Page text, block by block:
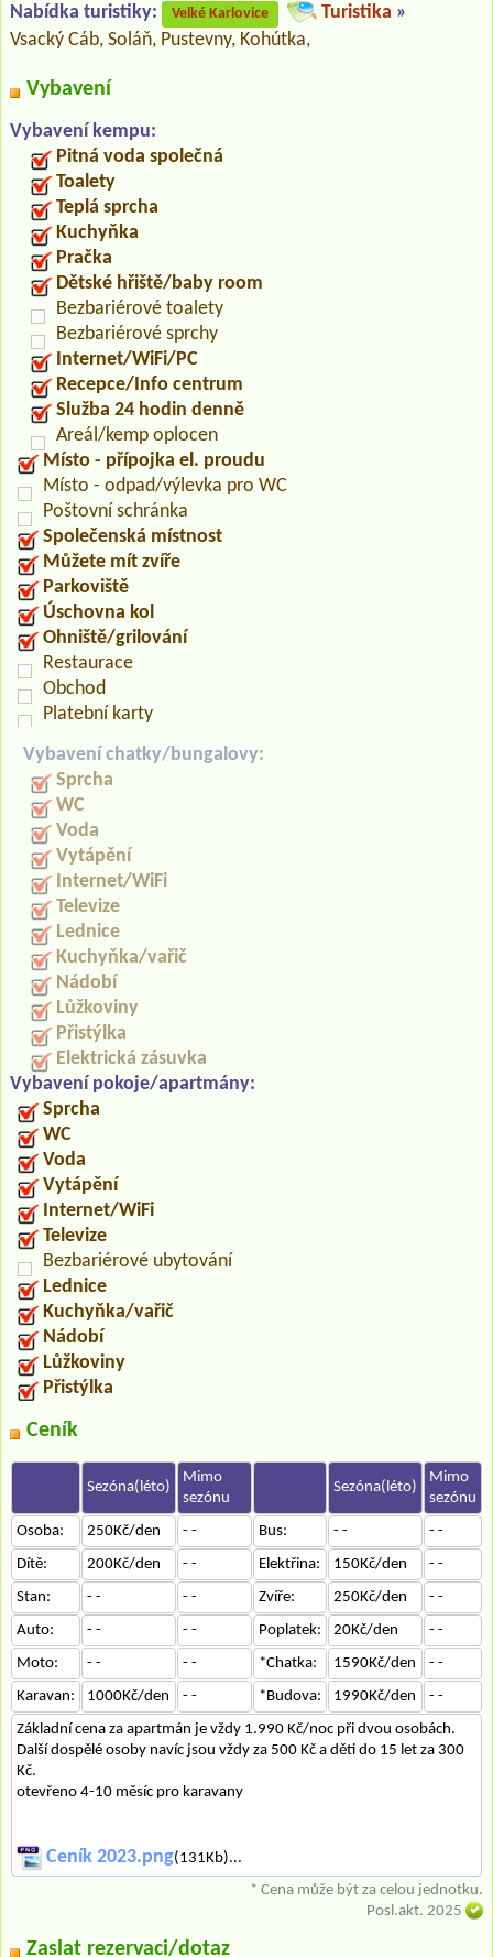
Nabídka turistiky: Velké Karlovice Turistika »
Vsacký Cáb, Soláň, Pustevny, Kohútka,
Vybavení
Vybavení kempu:
Pitná voda společná
Toalety
Teplá sprcha
Kuchyňka
Pračka
Dětské hřiště/baby room
Bezbariérové toalety
Bezbariérové sprchy
Internet/WiFi/PC
Recepce/Info centrum
Služba 24 hodin denně
Areál/kemp oplocen
Místo - přípojka el. proudu
Místo - odpad/výlevka pro WC
Poštovní schránka
Společenská místnost
Můžete mít zvíře
Parkoviště
Úschovna kol
Ohniště/grilování
Restaurace
Obchod
Platební karty
Vybavení chatky/bungalovy:
Sprcha
WC
Voda
Vytápění
Internet/WiFi
Televize
Lednice
Kuchyňka/vařič
Nádobí
Lůžkoviny
Přistýlka
Elektrická zásuvka
Vybavení pokoje/apartmány:
Sprcha
WC
Voda
Vytápění
Internet/WiFi
Televize
Bezbariérové ubytování
Lednice
Kuchyňka/vařič
Nádobí
Lůžkoviny
Přistýlka
Ceník
Sezóna(léto)
Mimo
sezónu
Sezóna(léto)
Mimo
sezónu
Osoba:
250Kč/den - - Bus: - -
- -
Dítě:
200Kč/den - - Elektřina: 150Kč/den
- -
Stan:
- - - - Zvíře: 250Kč/den
- -
Auto:
- - - - Poplatek: 20Kč/den
- -
Moto:
- - - - *Chatka: 1590Kč/den
- -
Karavan:
1000Kč/den - - *Budova: 1990Kč/den
- -
Základní cena za apartmán je vždy 1.990 Kč/noc při dvou osobách.
Další dospělé osoby navíc jsou vždy za 500 Kč a děti do 15 let za 300
Kč.
otevřeno 4-10 měsíc pro karavany
Ceník 2023.png(131Kb)...
* Cena může být za celou jednotku.
Posl.akt. 2025
Zaslat rezervaci/dotaz